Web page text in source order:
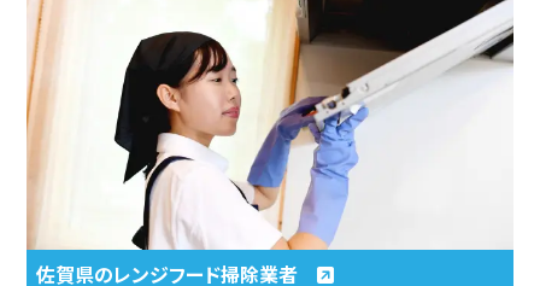
佐賀県のレンジフード掃除業者